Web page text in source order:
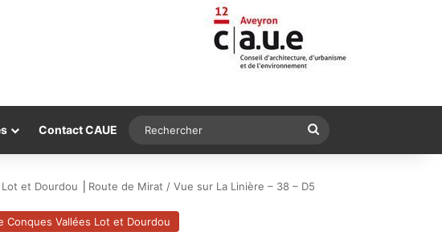
Contact CAUE Rechercher
Lot et Dourdou Route de Mirat / Vue sur La Linière – 38 – D5
Conques Vallées Lot et Dourdou